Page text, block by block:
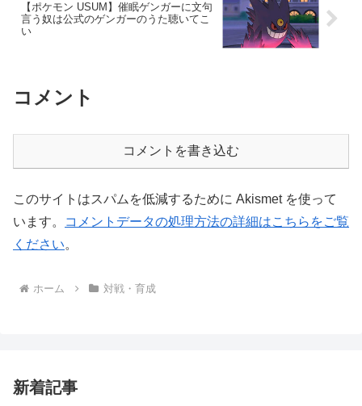
【ポケモン USUM】催眠ゲンガーに文句
言う奴は公式のゲンガーのうた聴いてこ
い
コメント
コメントを書き込む
このサイトはスパムを低減するために Akismet を使って
います。
コメントデータの処理方法の詳細はこちらをご覧
ください。
ホーム 対戦・育成
新着記事